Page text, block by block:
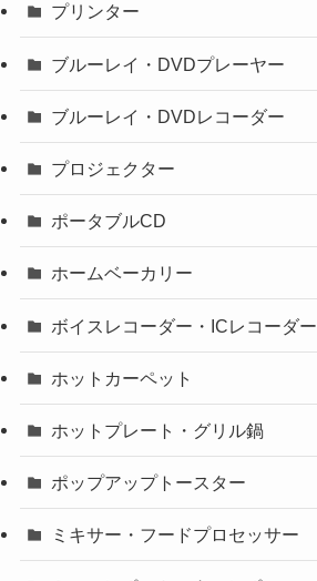
プリンター
ブルーレイ・DVDプレーヤー
ブルーレイ・DVDレコーダー
プロジェクター
ポータブルCD
ホームベーカリー
ボイスレコーダー・ICレコーダー
ホットカーペット
ホットプレート・グリル鍋
ポップアップトースター
ミキサー・フードプロセッサー